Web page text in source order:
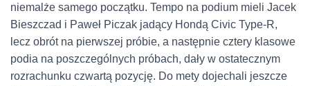
niemalże samego początku. Tempo na podium mieli Jacek
Bieszczad i Paweł Piczak jadący Hondą Civic Type-R,
lecz obrót na pierwszej próbie, a następnie cztery klasowe
podia na poszczególnych próbach, dały w ostatecznym
rozrachunku czwartą pozycję. Do mety dojechali jeszcze